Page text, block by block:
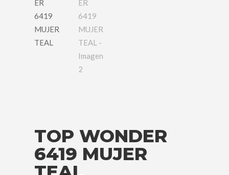
TOP WONDER
6419 MUJER